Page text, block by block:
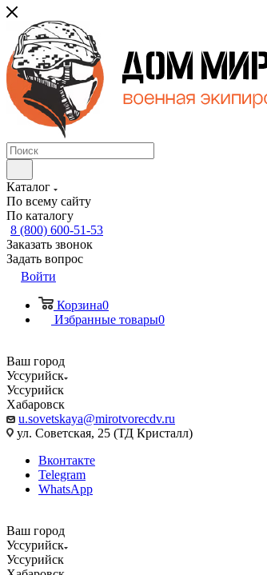
Каталог
По всему сайту
По каталогу
8 (800) 600-51-53
Заказать звонок
Задать вопрос
Войти
Корзина0
Избранные товары0
Ваш город
Уссурийск
Уссурийск
Хабаровск
u.sovetskaya@mirotvorecdv.ru
ул. Советская, 25 (ТД Кристалл)
Вконтакте
Telegram
WhatsApp
Ваш город
Уссурийск
Уссурийск